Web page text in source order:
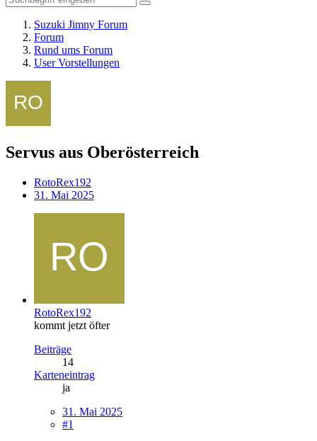
Suzuki Jimny Forum
Forum
Rund ums Forum
User Vorstellungen
Servus aus Oberösterreich
RotoRex192
31. Mai 2025
RotoRex192
kommt jetzt öfter
Beiträge
14
Karteneintrag
ja
31. Mai 2025
#1